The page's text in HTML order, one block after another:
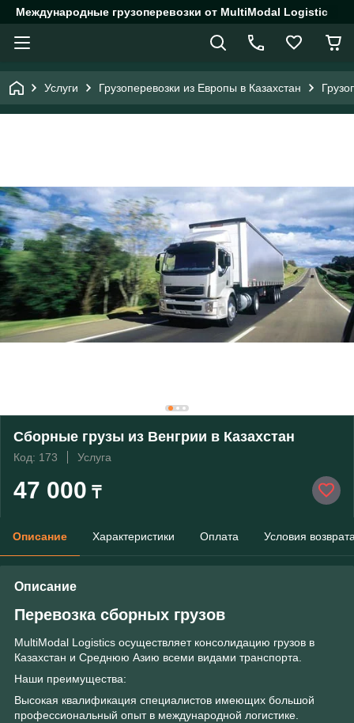
Международные грузоперевозки от MultiModal Logistic
Услуги Грузоперевозки из Европы в Казахстан
Сборные грузы из Венгрии в Казахстан
Код: 173 Услуга
47 000 ₸
Описание Характеристики Оплата Условия
Описание
Перевозка сборных грузов
MultiModal Logistics осуществляет консолидацию грузов в
Казахстан и Среднюю Азию всеми видами транспорта.
Наши преимущества:
Высокая квалификация специалистов имеющих большой
профессиональный опыт в международной логистике.